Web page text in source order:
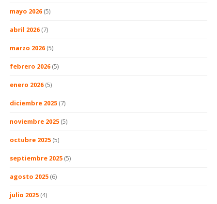
mayo 2026 (5)
abril 2026 (7)
marzo 2026 (5)
febrero 2026 (5)
enero 2026 (5)
diciembre 2025 (7)
noviembre 2025 (5)
octubre 2025 (5)
septiembre 2025 (5)
agosto 2025 (6)
julio 2025 (4)